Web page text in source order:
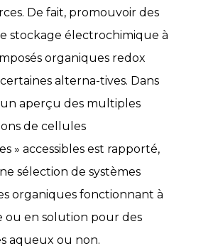
De fait, promouvoir des
stockage électrochimique à
organiques redox
alterna-tives. Dans
aperçu des multiples
de cellules
» accessibles est rapporté,
sélection de systèmes
organiques fonctionnant à
ou en solution pour des
aqueux ou non.